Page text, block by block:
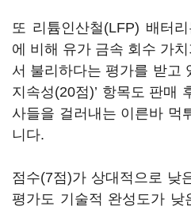
또 리튬인산철(LFP) 배터
에 비해 유가 금속 회수 가
서 불리하다는 평가를 받고
지속성(20점)’ 항목도 판매
사들을 걸러내는 이른바 먹
니다.
점수(7점)가 상대적으로 낮
평가도 기술적 완성도가